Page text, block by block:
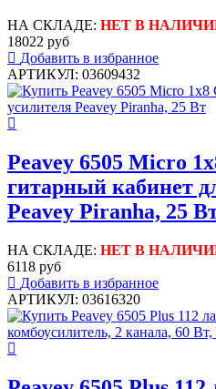
НА СКЛАДЕ: НЕТ В
18022 руб
Добавить в избранное
АРТИКУЛ: 03609432
Peavey 6505 Micro
гитарный кабинет
Peavey Piranha, 25
НА СКЛАДЕ: НЕТ В
6118 руб
Добавить в избранное
АРТИКУЛ: 03616320